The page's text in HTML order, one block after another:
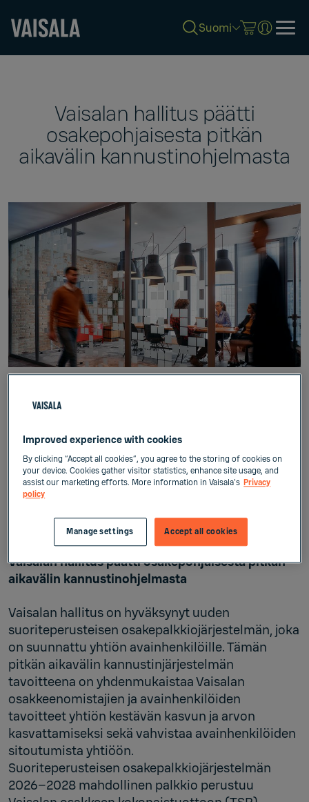
Suomi
Vaisalan hallitus päätti
osakepohjaisesta pitkän
aikavälin kannustinohjelmasta
Pörssitiedotteet
Vaisala Oyj
12.2.2026 klo 9:20
Vaisalan hallitus päätti osakepohjaisesta pitkän
aikavälin kannustinohjelmasta
Vaisalan hallitus on hyväksynyt uuden
suoriteperusteisen osakepalkkiojärjestelmän, joka
on suunnattu yhtiön avainhenkilöille. Tämän
pitkän aikavälin kannustinjärjestelmän
tavoitteena on yhdenmukaistaa Vaisalan
osakkeenomistajien ja avainhenkilöiden
tavoitteet yhtiön kestävän kasvun ja arvon
kasvattamiseksi sekä vahvistaa avainhenkilöiden
sitoutumista yhtiöön.
Suoriteperusteisen osakepalkkiojärjestelmän
2026–2028 mahdollinen palkkio perustuu
Improved experience with cookies
By clicking “Accept all cookies”, you agree to the storing of cookies on
your device. Cookies gather visitor statistics, enhance site usage, and
assist our marketing efforts. More information in Vaisala's Privacy
policy
Accept all cookies
Manage settings